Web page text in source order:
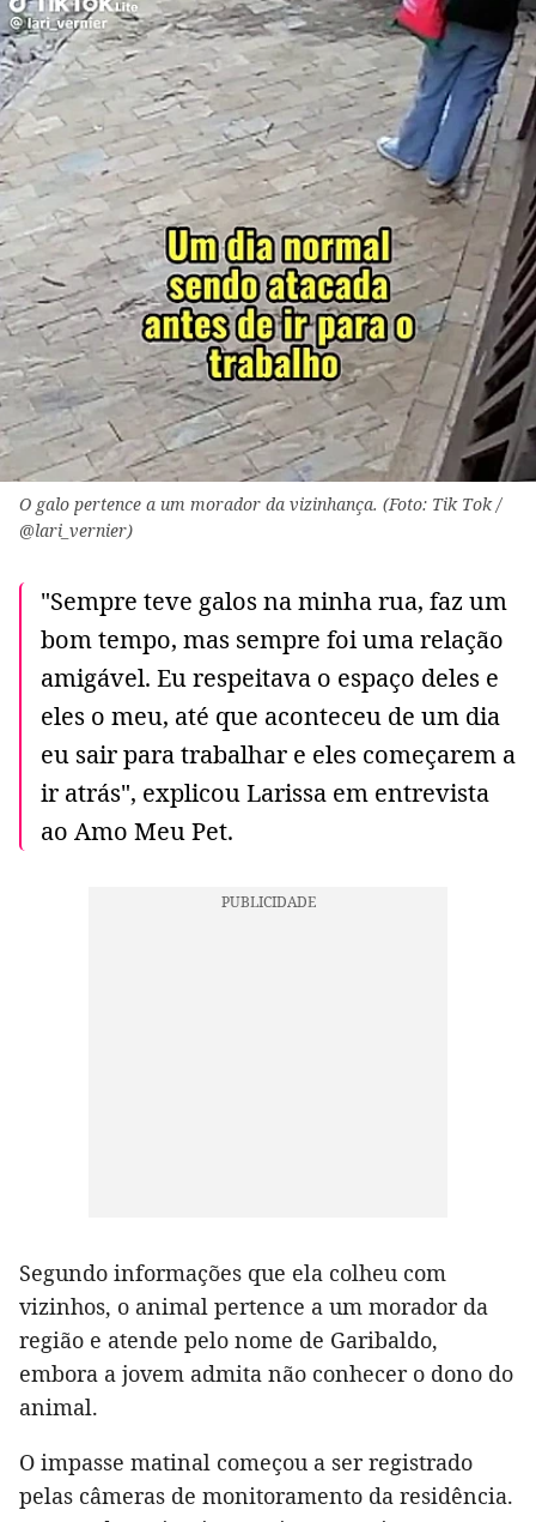
O galo pertence a um morador da vizinhança. (Foto: Tik Tok /
@lari_vernier)
"Sempre teve galos na minha rua, faz um
bom tempo, mas sempre foi uma relação
amigável. Eu respeitava o espaço deles e
eles o meu, até que aconteceu de um dia
eu sair para trabalhar e eles começarem a
ir atrás", explicou Larissa em entrevista
ao Amo Meu Pet.
Segundo informações que ela colheu com
vizinhos, o animal pertence a um morador da
região e atende pelo nome de Garibaldo,
embora a jovem admita não conhecer o dono do
animal.
O impasse matinal começou a ser registrado
pelas câmeras de monitoramento da residência.